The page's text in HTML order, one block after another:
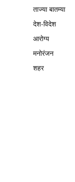
ताज्या बातम्या
देश-विदेश
आरोग्य
मनोरंजन
शहर